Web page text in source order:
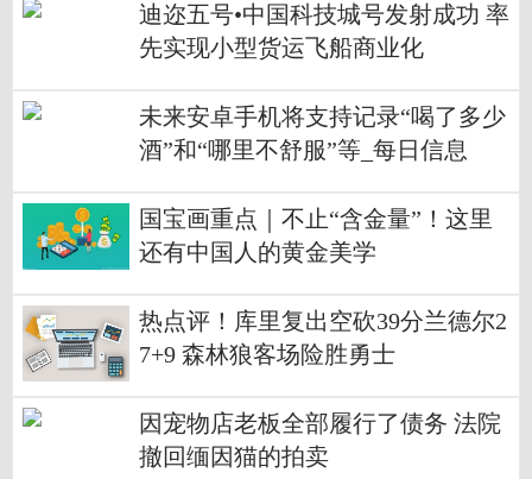
迪迩五号•中国科技城号发射成功 率
先实现小型货运飞船商业化
未来安卓手机将支持记录“喝了多少
酒”和“哪里不舒服”等_每日信息
国宝画重点｜不止“含金量”！这里
还有中国人的黄金美学
热点评！库里复出空砍39分兰德尔2
7+9 森林狼客场险胜勇士
因宠物店老板全部履行了债务 法院
撤回缅因猫的拍卖